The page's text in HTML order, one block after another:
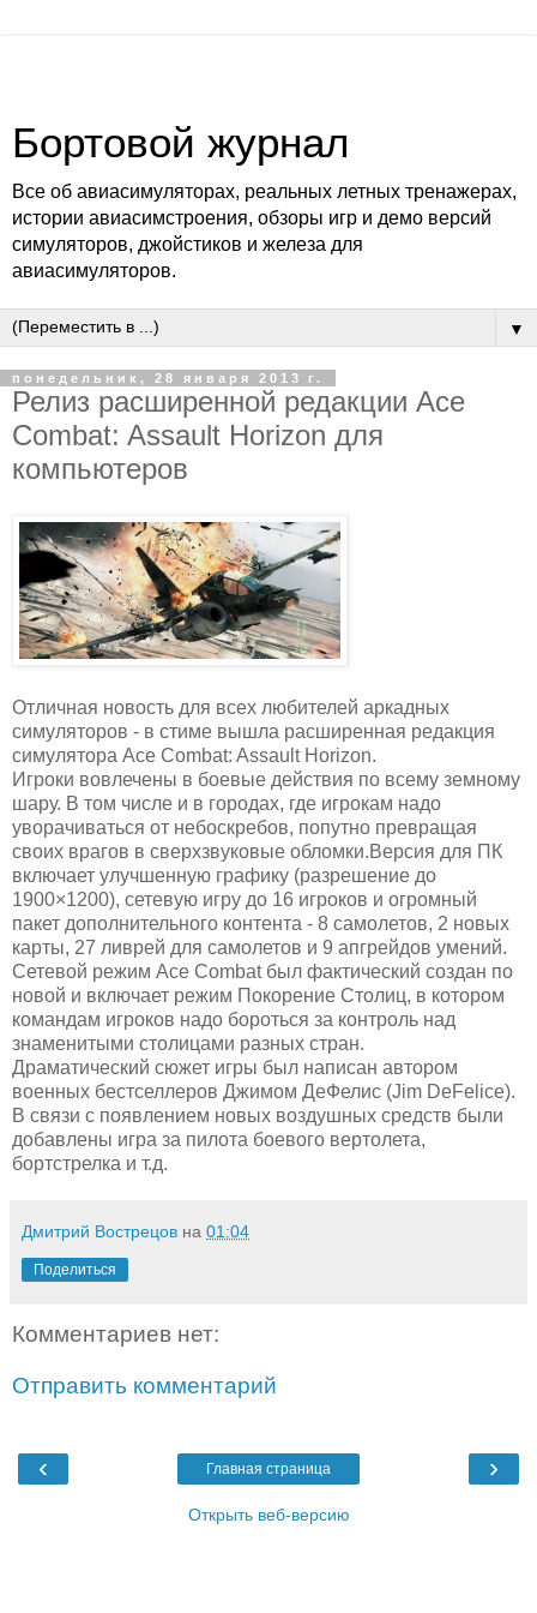
Бортовой журнал
Все об авиасимуляторах, реальных летных тренажерах,
истории авиасимстроения, обзоры игр и демо версий
симуляторов, джойстиков и железа для
авиасимуляторов.
▼
понедельник, 28 января 2013 г.
Релиз расширенной редакции Ace
Combat: Assault Horizon для
компьютеров
Отличная новость для всех любителей аркадных
симуляторов - в стиме вышла расширенная редакция
симулятора Ace Combat: Assault Horizon.
Игроки вовлечены в боевые действия по всему земному
шару. В том числе и в городах, где игрокам надо
уворачиваться от небоскребов, попутно превращая
своих врагов в сверхзвуковые обломки.Версия для ПК
включает улучшенную графику (разрешение до
1900×1200), сетевую игру до 16 игроков и огромный
пакет дополнительного контента - 8 самолетов, 2 новых
карты, 27 ливрей для самолетов и 9 апгрейдов умений.
Сетевой режим Ace Combat был фактический создан по
новой и включает режим Покорение Столиц, в котором
командам игроков надо бороться за контроль над
знаменитыми столицами разных стран.
Драматический сюжет игры был написан автором
военных бестселлеров Джимом ДеФелис (Jim DeFelice).
В связи с появлением новых воздушных средств были
добавлены игра за пилота боевого вертолета,
бортстрелка и т.д.
Дмитрий Вострецов на 01:04
Поделиться
Комментариев нет:
Отправить комментарий
‹ ›
Главная страница
Открыть веб-версию